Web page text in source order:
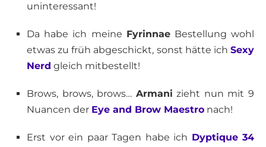
uninteressant!
Da habe ich meine FyrinnaeBestellung wohl
etwas zu früh abgeschickt, sonst hätte ich Sexy
Nerd gleich mitbestellt!
Brows, brows, brows… Armani zieht nun mit 9
Nuancen der Eye and Brow Maestro nach!
Erst vor ein paar Tagen habe ich Dyptique 34